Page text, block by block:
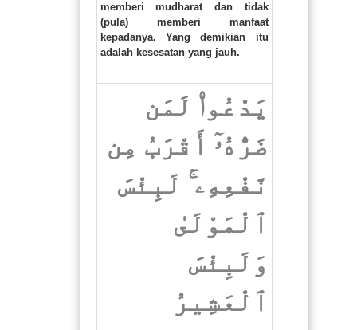
memberi mudharat dan tidak
(pula) memberi manfaat
kepadanya. Yang demikian itu
adalah kesesatan yang jauh.
يَدْعُوا۟ لَمَن
ضَرُّهُۥٓ أَقْرَبُ مِن
نَّفْعِهِۦ ۚ لَبِئْسَ
ٱلْمَوْلَىٰ
وَلَبِئْسَ
ٱلْعَشِيرُ